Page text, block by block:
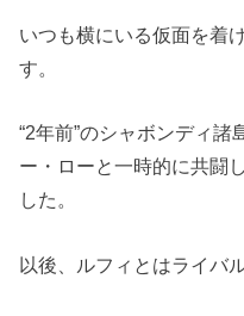
いつも横にいる仮面を着
す。
“2年前”のシャボンディ
ー・ローと一時的に共闘
した。
以後、ルフィとはライバ